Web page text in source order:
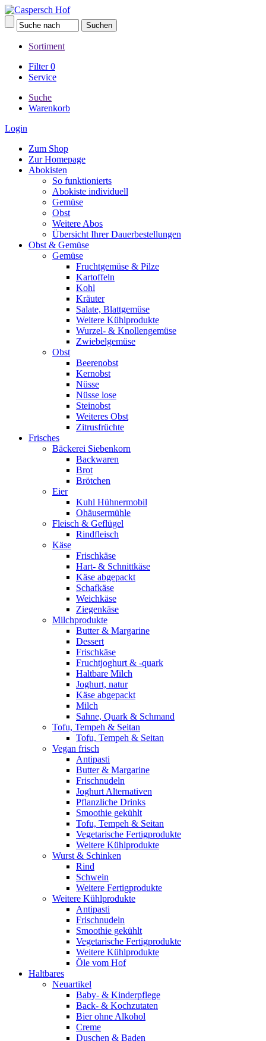
Sortiment
Filter0
Service
Suche
Warenkorb
Login
Zum Shop
Zur Homepage
Abokisten
So funktionierts
Abokiste individuell
Gemüse
Obst
Weitere Abos
Übersicht Ihrer Dauerbestellungen
Obst & Gemüse
Gemüse
Fruchtgemüse & Pilze
Kartoffeln
Kohl
Kräuter
Salate, Blattgemüse
Weitere Kühlprodukte
Wurzel- & Knollengemüse
Zwiebelgemüse
Obst
Beerenobst
Kernobst
Nüsse
Nüsse lose
Steinobst
Weiteres Obst
Zitrusfrüchte
Frisches
Bäckerei Siebenkorn
Backwaren
Brot
Brötchen
Eier
Kuhl Hühnermobil
Ohäusermühle
Fleisch & Geflügel
Rindfleisch
Käse
Frischkäse
Hart- & Schnittkäse
Käse abgepackt
Schafkäse
Weichkäse
Ziegenkäse
Milchprodukte
Butter & Margarine
Dessert
Frischkäse
Fruchtjoghurt & -quark
Haltbare Milch
Joghurt, natur
Käse abgepackt
Milch
Sahne, Quark & Schmand
Tofu, Tempeh & Seitan
Tofu, Tempeh & Seitan
Vegan frisch
Antipasti
Butter & Margarine
Frischnudeln
Joghurt Alternativen
Pflanzliche Drinks
Smoothie gekühlt
Tofu, Tempeh & Seitan
Vegetarische Fertigprodukte
Weitere Kühlprodukte
Wurst & Schinken
Rind
Schwein
Weitere Fertigprodukte
Weitere Kühlprodukte
Antipasti
Frischnudeln
Smoothie gekühlt
Vegetarische Fertigprodukte
Weitere Kühlprodukte
Öle vom Hof
Haltbares
Neuartikel
Baby- & Kinderpflege
Back- & Kochzutaten
Bier ohne Alkohol
Creme
Duschen & Baden